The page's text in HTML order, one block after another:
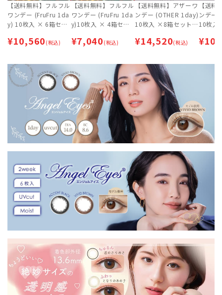
【送料無料】フルフル
ワンデー (FruFru 1da
y) 10枚入 × 6箱セッ
(フルーツジッパー) |
¥10,560 (税込)
【送料無料】フルフル
ワンデー (FruFru 1da
y)10枚入 × 4箱セッ
(フルーツジッパー) |
¥7,040 (税込)
【送料無料】アザーワ
ンデー (OTHER 1day)
10枚入 ×8箱セット |
デー | カラコン【ネコ
¥14,520(税込)
【送料
ンデー
10枚入
デー |
¥